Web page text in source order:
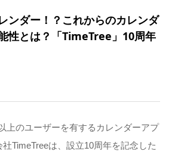
ンダー！？これからのカレンダ
性とは？「TimeTree」10周年
上のユーザーを有するカレンダーアプ
TimeTreeは、設立10周年を記念した